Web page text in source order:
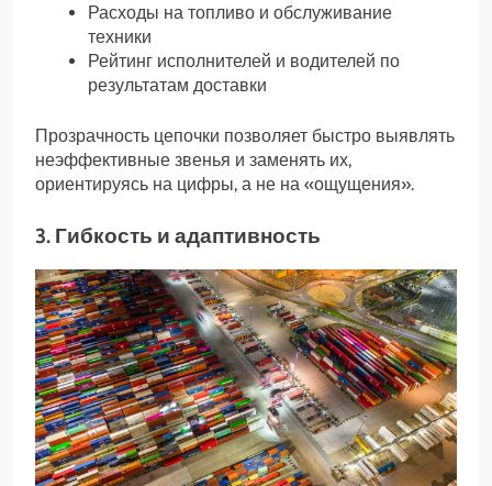
Расходы на топливо и обслуживание
техники
Рейтинг исполнителей и водителей по
результатам доставки
Прозрачность цепочки позволяет быстро выявлять
неэффективные звенья и заменять их,
ориентируясь на цифры, а не на «ощущения».
3. Гибкость и адаптивность